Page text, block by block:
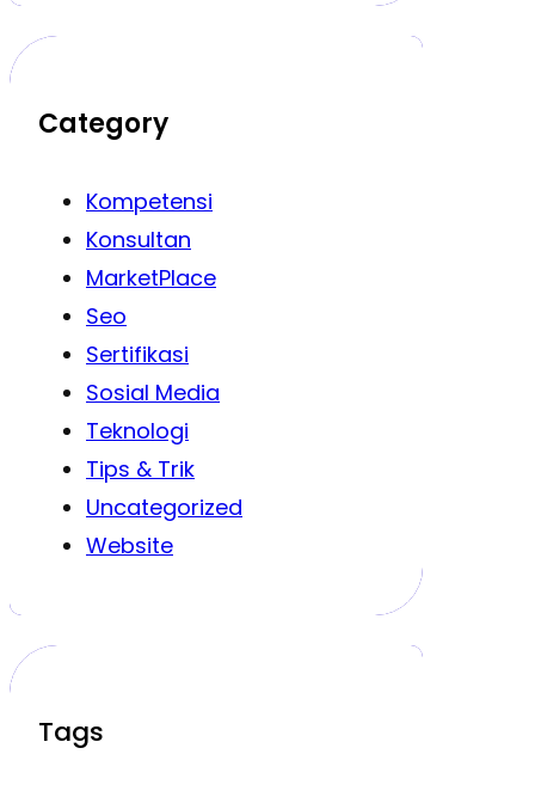
Category
Kompetensi
Konsultan
MarketPlace
Seo
Sertifikasi
Sosial Media
Teknologi
Tips & Trik
Uncategorized
Website
Tags